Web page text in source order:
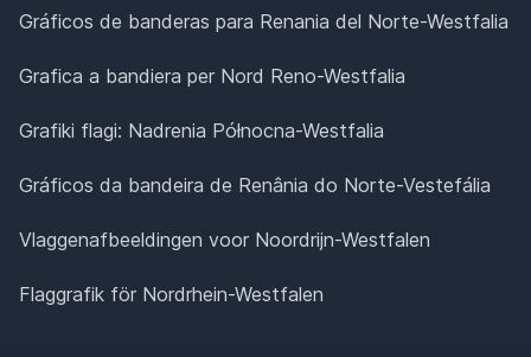
Gráficos de banderas para Renania del Norte-Westfalia
Grafica a bandiera per Nord Reno-Westfalia
Grafiki flagi: Nadrenia Północna-Westfalia
Gráficos da bandeira de Renânia do Norte-Vestefália
Vlaggenafbeeldingen voor Noordrijn-Westfalen
Flaggrafik för Nordrhein-Westfalen